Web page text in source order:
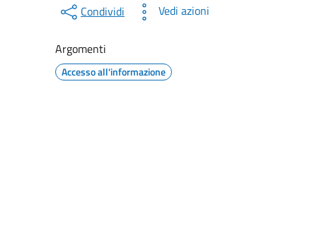
Condividi Vedi azioni
Argomenti
Accesso all'informazione